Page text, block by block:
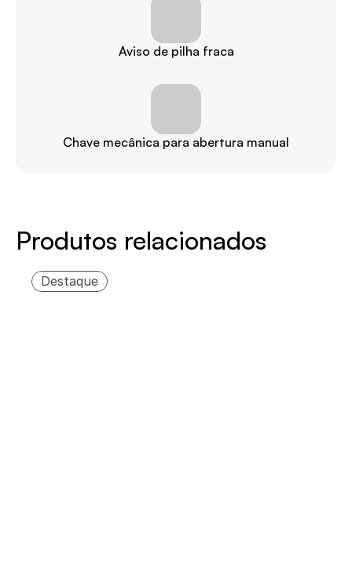
Aviso de pilha fraca
Chave mecânica para abertura manual
Produtos relacionados
Destaque